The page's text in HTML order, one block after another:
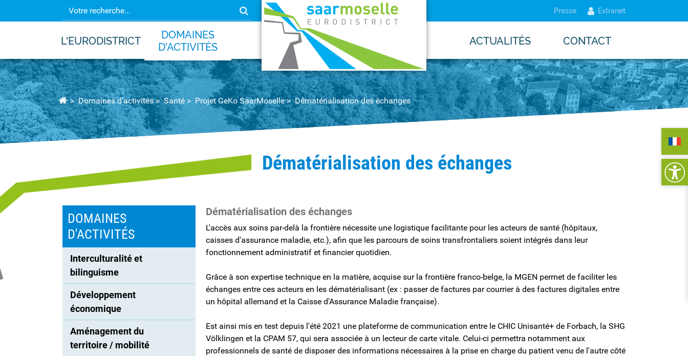
Presse Extranet
L'EURODISTRICT
DOMAINES
D'ACTIVITÉS
ACTUALITÉS CONTACT
Domaines d'activités Santé Projet GeKo SaarMoselle Dématérialisation des échanges
Dématérialisation des échanges
Dématérialisation des échanges
L'accès aux soins par-delà la frontière nécessite une logistique facilitante pour les acteurs de santé (hôpitaux,
caisses d'assurance maladie, etc.), afin que les parcours de soins transfrontaliers soient intégrés dans leur
fonctionnement administratif et financier quotidien.
Grâce à son expertise technique en la matière, acquise sur la frontière franco-belge, la MGEN permet de faciliter les
échanges entre ces acteurs en les dématérialisant (ex : passer de factures par courrier à des factures digitales entre
un hôpital allemand et la Caisse d'Assurance Maladie française).
Est ainsi mis en test depuis l'été 2021 une plateforme de communication entre le CHIC Unisanté+ de Forbach, la SHG
Völklingen et la CPAM 57, qui sera associée à un lecteur de carte vitale. Celui-ci permettra notamment aux
professionnels de santé de disposer des informations nécessaires à la prise en charge du patient venu de l'autre côté
DOMAINES
D'ACTIVITÉS
Interculturalité et
bilinguisme
Développement
économique
Aménagement du
territoire / mobilité